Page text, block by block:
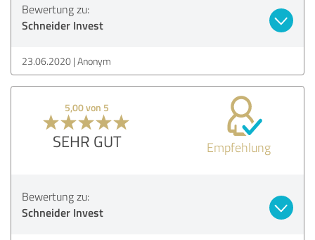
Bewertung zu:
Schneider Invest
23.06.2020 Anonym
5,00 von 5
SEHR GUT Empfehlung
Bewertung zu:
Schneider Invest